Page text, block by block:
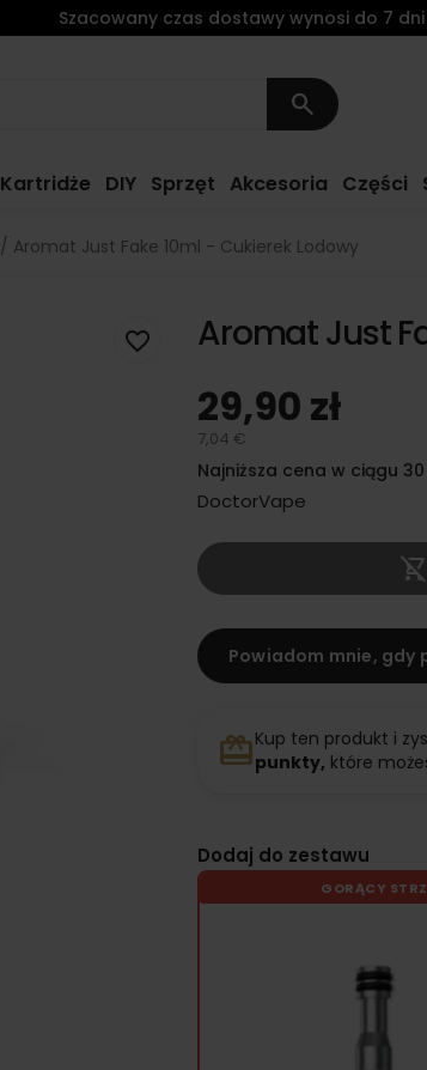
search
Kartridże DIY Sprzęt Akcesoria Części
Szacowany czas dostawy wynosi do 7
Aromat Just Fake 10ml - Cukierek Lodowy
favorite_border Aromat Just
29,90 zł
7,04 €
Najniższa cena w ciągu
DoctorVape
shopping_cart_off
Powiadom mnie,
redeemKup ten produkt i
punkty, które
Dodaj do zestawu
GORĄCY